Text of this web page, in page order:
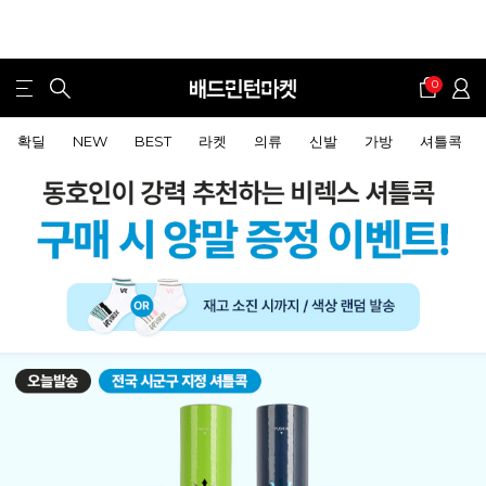
0
확딜 NEW BEST 라켓 의류 신발 가방 셔틀콕